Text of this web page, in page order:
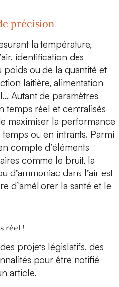
précision
la température,
identification des
poids ou de la quantité et
laitière, alimentation
Autant de paramètres
temps réel et centralisés
maximiser la performance
ou en intrants. Parmi
compte d’éléments
comme le bruit, la
d’ammoniac dans l’air est
d’améliorer la santé et le
réel !
projets législatifs, des
pour être notifié
article.